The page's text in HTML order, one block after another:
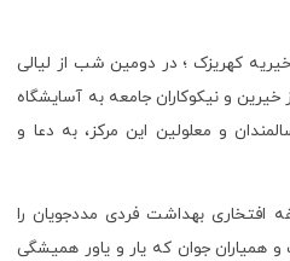
کهریزک ؛ در دومین شب از لیالی
و نیکوکاران جامعه به آسایشگاه
و معلولین این مرکز، به دعا و
افتخاری بهداشت فردی مددجویان را
همیاران جوان که یار و یاور همیشگی